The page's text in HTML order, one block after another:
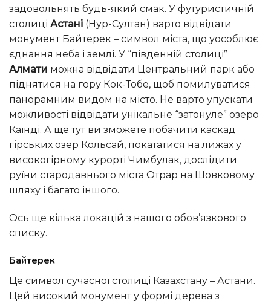
задовольнять будь-який смак. У футуристичній
столиці Астані (Нур-Султан) варто відвідати
монумент Байтерек – символ міста, що уособлює
єднання неба і землі. У “південній столиці”
Алмати можна відвідати Центральний парк або
піднятися на гору Кок-Тобе, щоб помилуватися
панорамним видом на місто. Не варто упускати
можливості відвідати унікальне “затонуле” озеро
Каїнді. А ще тут ви зможете побачити каскад
гірських озер Кольсай, покататися на лижах у
високогірному курорті Чимбулак, дослідити
руїни стародавнього міста Отрар на Шовковому
шляху і багато іншого.
Ось ще кілька локацій з нашого обов’язкового
списку.
Байтерек
Це символ сучасної столиці Казахстану – Астани.
Цей високий монумент у формі дерева з